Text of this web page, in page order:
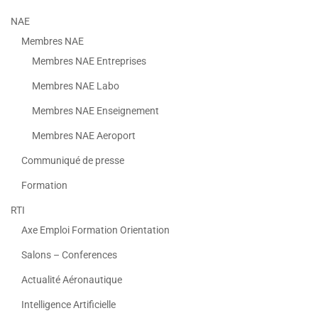
NAE
Membres NAE
Membres NAE Entreprises
Membres NAE Labo
Membres NAE Enseignement
Membres NAE Aeroport
Communiqué de presse
Formation
RTI
Axe Emploi Formation Orientation
Salons – Conferences
Actualité Aéronautique
Intelligence Artificielle